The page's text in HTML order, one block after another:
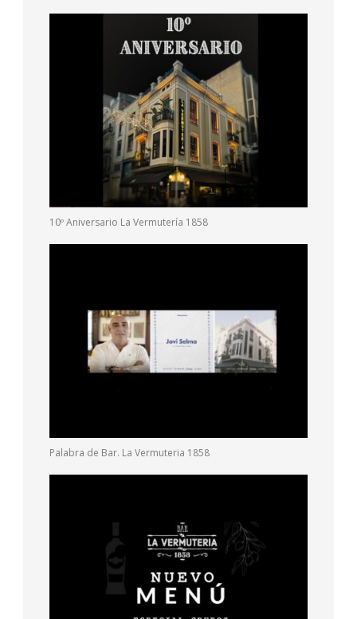
10º Aniversario La Vermutería 1858
Palabra de Bar. La Vermuteria 1858